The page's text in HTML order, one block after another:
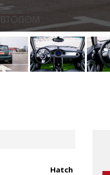
Hatch